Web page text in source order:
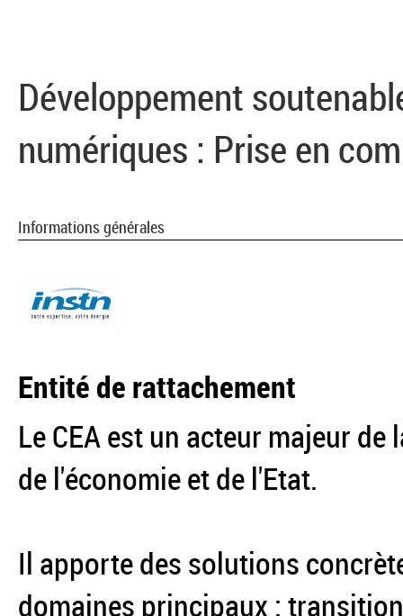
Développement
numériques : Prise en
Informations générales
Entité de rattachement
Le CEA est un acteur majeur
de l'économie et de l'Etat.
Il apporte des solutions
domaines principaux :